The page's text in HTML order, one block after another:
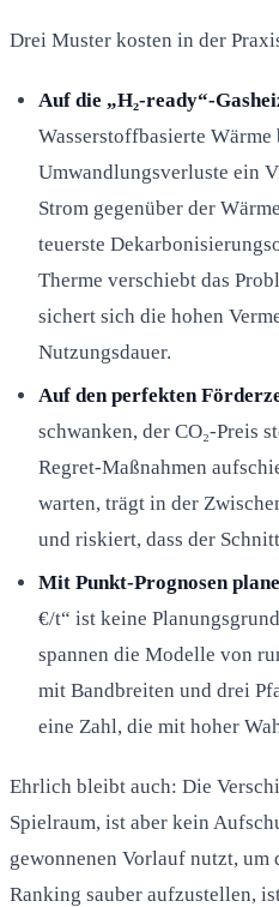
Drei Muster kosten in der
Auf die „H₂-ready“-
Wasserstoffbasierte Wärme
Umwandlungsverluste ein
Strom gegenüber der
teuerste
Therme verschiebt das
sichert sich die hohen
Nutzungsdauer.
Auf den perfekten
schwanken, der CO₂-Preis
Regret-Maßnahmen
warten, trägt in der
und riskiert, dass der
Mit Punkt-Prognosen
€/t“ ist keine
spannen die Modelle von
mit Bandbreiten und drei
eine Zahl, die mit hoher
Ehrlich bleibt auch: Die
Spielraum, ist aber kein
gewonnenen Vorlauf nutzt, um
Ranking sauber aufzustellen,